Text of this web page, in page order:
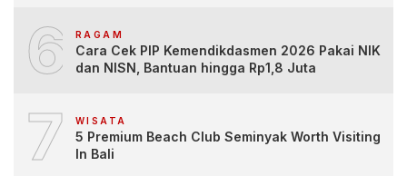
6 RAGAM
Cara Cek PIP Kemendikdasmen 2026 Pakai NIK
dan NISN, Bantuan hingga Rp1,8 Juta
7 WISATA
5 Premium Beach Club Seminyak Worth Visiting
In Bali